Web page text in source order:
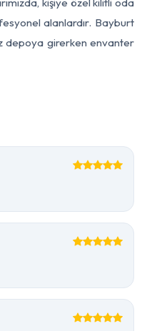
alanlardır. Bayburt
depoya girerken envanter